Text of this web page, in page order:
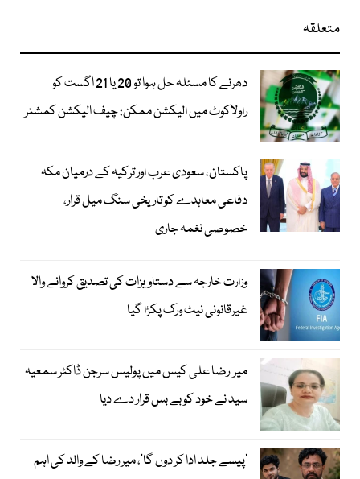
متعلقہ
دھرنے کا مسئلہ حل ہوا تو 20 یا 21 اگست کو
راولاکوٹ میں الیکشن ممکن: چیف الیکشن کمشنر
پاکستان، سعودی عرب اور ترکیہ کے درمیان مکہ
دفاعی معاہدے کو تاریخی سنگ میل قرار،
خصوصی نغمہ جاری
وزارت خارجہ سے دستاویزات کی تصدیق کروانے والا
غیرقانونی نیٹ ورک پکڑا گیا
میر رضا علی کیس میں پولیس سرجن ڈاکٹر سمعیہ
سید نے خود کو بے بس قرار دے دیا
’پیسے جلد ادا کر دوں گا‘، میر رضا کے والد کی اہم